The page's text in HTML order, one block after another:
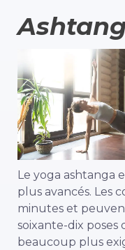
Le yoga ashtanga
plus avancés. Les
minutes et
soixante-dix poses
beaucoup plus